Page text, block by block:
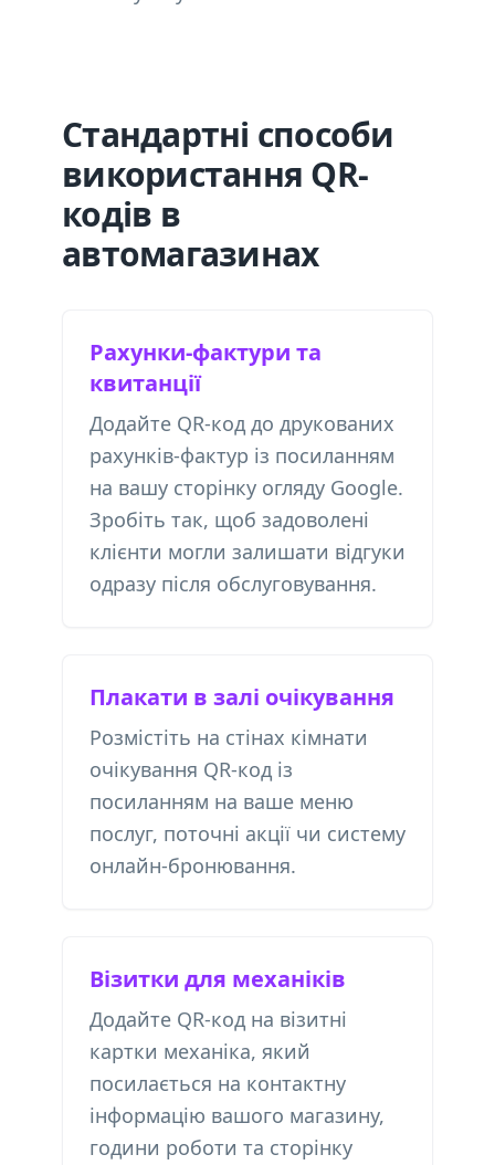
Стандартні способи
використання QR-
кодів в
автомагазинах
Рахунки-фактури та
квитанції
Додайте QR-код до друкованих
рахунків-фактур із посиланням
на вашу сторінку огляду Google.
Зробіть так, щоб задоволені
клієнти могли залишати відгуки
одразу після обслуговування.
Плакати в залі очікування
Розмістіть на стінах кімнати
очікування QR-код із
посиланням на ваше меню
послуг, поточні акції чи систему
онлайн-бронювання.
Візитки для механіків
Додайте QR-код на візитні
картки механіка, який
посилається на контактну
інформацію вашого магазину,
години роботи та сторінку